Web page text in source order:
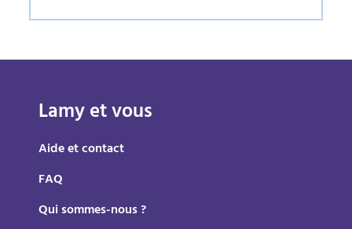
Lamy et vous
Aide et contact
FAQ
Qui sommes-nous ?